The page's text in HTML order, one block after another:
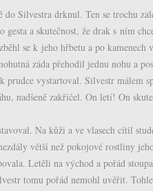
Silvestra drknul. Ten se trochu
a skutečnost, že drak s ním
se k jeho hřbetu a po kamenech
záda přehodil jednu nohu a
prudce vystartoval. Silvestr málem
nadšeně zakřičel. On letí! On
Na kůži a ve vlasech cítil
větší než pokojové rostliny
Letěli na východ a pořád
tomu pořád nemohl uvěřit.